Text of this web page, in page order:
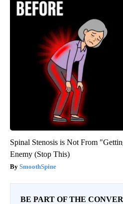
Spinal Stenosis is Not From
Enemy (Stop This)
SmoothSpine
BE PART OF THE